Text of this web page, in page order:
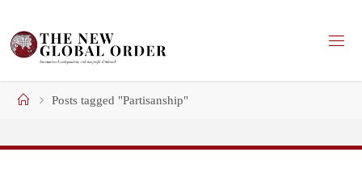
content
HomePosts tagged "Partisanship"